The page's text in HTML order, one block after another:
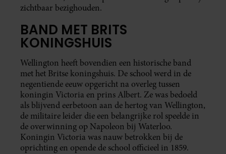
zichtbaar bezighouden.
BAND MET BRITS
KONINGSHUIS
Wellington heeft bovendien een historische band
met het Britse koningshuis. De school werd in de
negentiende eeuw opgericht na overleg tussen
koningin Victoria en prins Albert. Ze was bedoeld
als blijvend eerbetoon aan de hertog van Wellington,
de militaire leider die een belangrijke rol speelde in
de overwinning op Napoleon bij Waterloo.
Koningin Victoria was nauw betrokken bij de
oprichting en opende de school officieel in 1859.